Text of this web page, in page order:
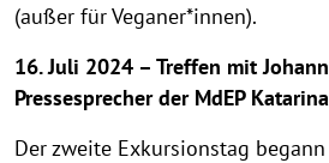
(außer für Veganer*innen).
16. Juli 2024 – Treffen mit
Pressesprecher der MdEP
Der zweite Exkursionstag